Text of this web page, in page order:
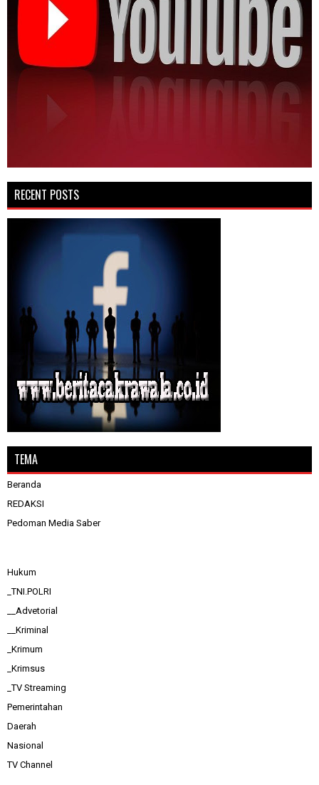
RECENT POSTS
TEMA
Beranda
REDAKSI
Pedoman Media Saber
Hukum
_TNI.POLRI
__Advetorial
__Kriminal
_Krimum
_Krimsus
_TV Streaming
Pemerintahan
Daerah
Nasional
TV Channel